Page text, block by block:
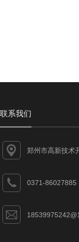
联系我们
郑州市高新技术
0371-86027885